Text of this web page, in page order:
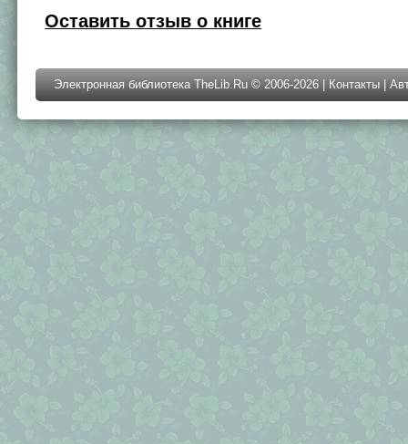
Оставить отзыв о книге
Электронная библиотека TheLib.Ru © 2006-2026 | Контакты |